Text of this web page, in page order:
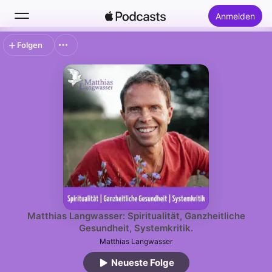
Anmelden
Suchen
Startseite
Top-Charts
Matthias Langwasser: Spiritualität, Ganzheitliche
Gesundheit, Systemkritik.
Matthias Langwasser
Neueste Folge
Folgen